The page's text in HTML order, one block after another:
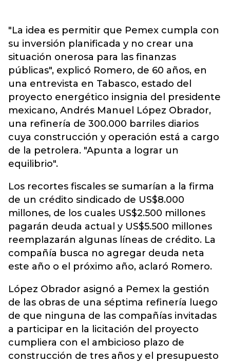
"La idea es permitir que Pemex cumpla con
su inversión planificada y no crear una
situación onerosa para las finanzas
públicas", explicó Romero, de 60 años, en
una entrevista en Tabasco, estado del
proyecto energético insignia del presidente
mexicano, Andrés Manuel López Obrador,
una refinería de 300.000 barriles diarios
cuya construcción y operación está a cargo
de la petrolera. "Apunta a lograr un
equilibrio".
Los recortes fiscales se sumarían a la firma
de un crédito sindicado de US$8.000
millones, de los cuales US$2.500 millones
pagarán deuda actual y US$5.500 millones
reemplazarán algunas líneas de crédito. La
compañía busca no agregar deuda neta
este año o el próximo año, aclaró Romero.
López Obrador asignó a Pemex la gestión
de las obras de una séptima refinería luego
de que ninguna de las compañías invitadas
a participar en la licitación del proyecto
cumpliera con el ambicioso plazo de
construcción de tres años y el presupuesto